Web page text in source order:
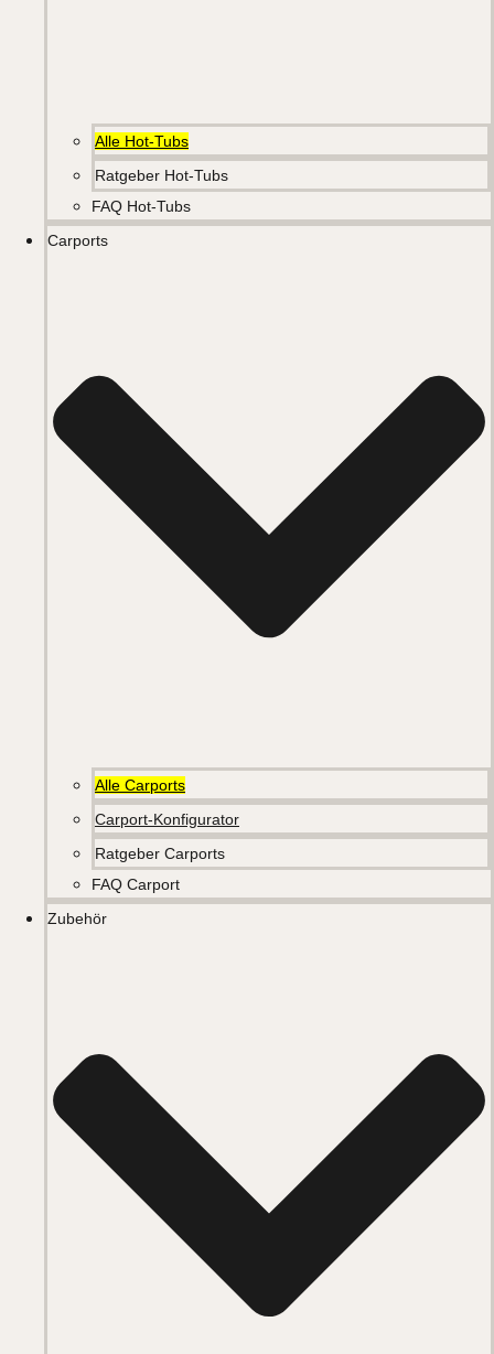
Alle Hot-Tubs
Ratgeber Hot-Tubs
FAQ Hot-Tubs
Carports
Alle Carports
Carport-Konfigurator
Ratgeber Carports
FAQ Carport
Zubehör